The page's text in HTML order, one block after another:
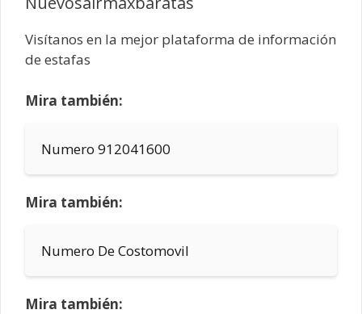
Visítanos en la mejor plataforma de información
de estafas
Mira también:
Numero 912041600
Mira también:
Numero De Costomovil
Mira también: